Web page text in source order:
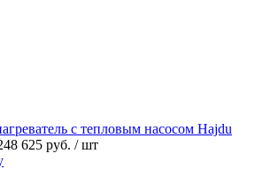
с тепловым насосом Hajdu
625 руб. / шт